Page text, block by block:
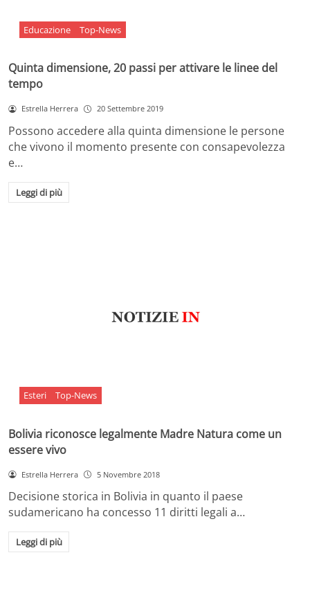
Educazione Top-News
Quinta dimensione, 20 passi per attivare le linee del
tempo
Estrella Herrera 20 Settembre 2019
Possono accedere alla quinta dimensione le persone
che vivono il momento presente con consapevolezza
e…
Leggi di più
Esteri Top-News
Bolivia riconosce legalmente Madre Natura come un
essere vivo
Estrella Herrera 5 Novembre 2018
Decisione storica in Bolivia in quanto il paese
sudamericano ha concesso 11 diritti legali a…
Leggi di più